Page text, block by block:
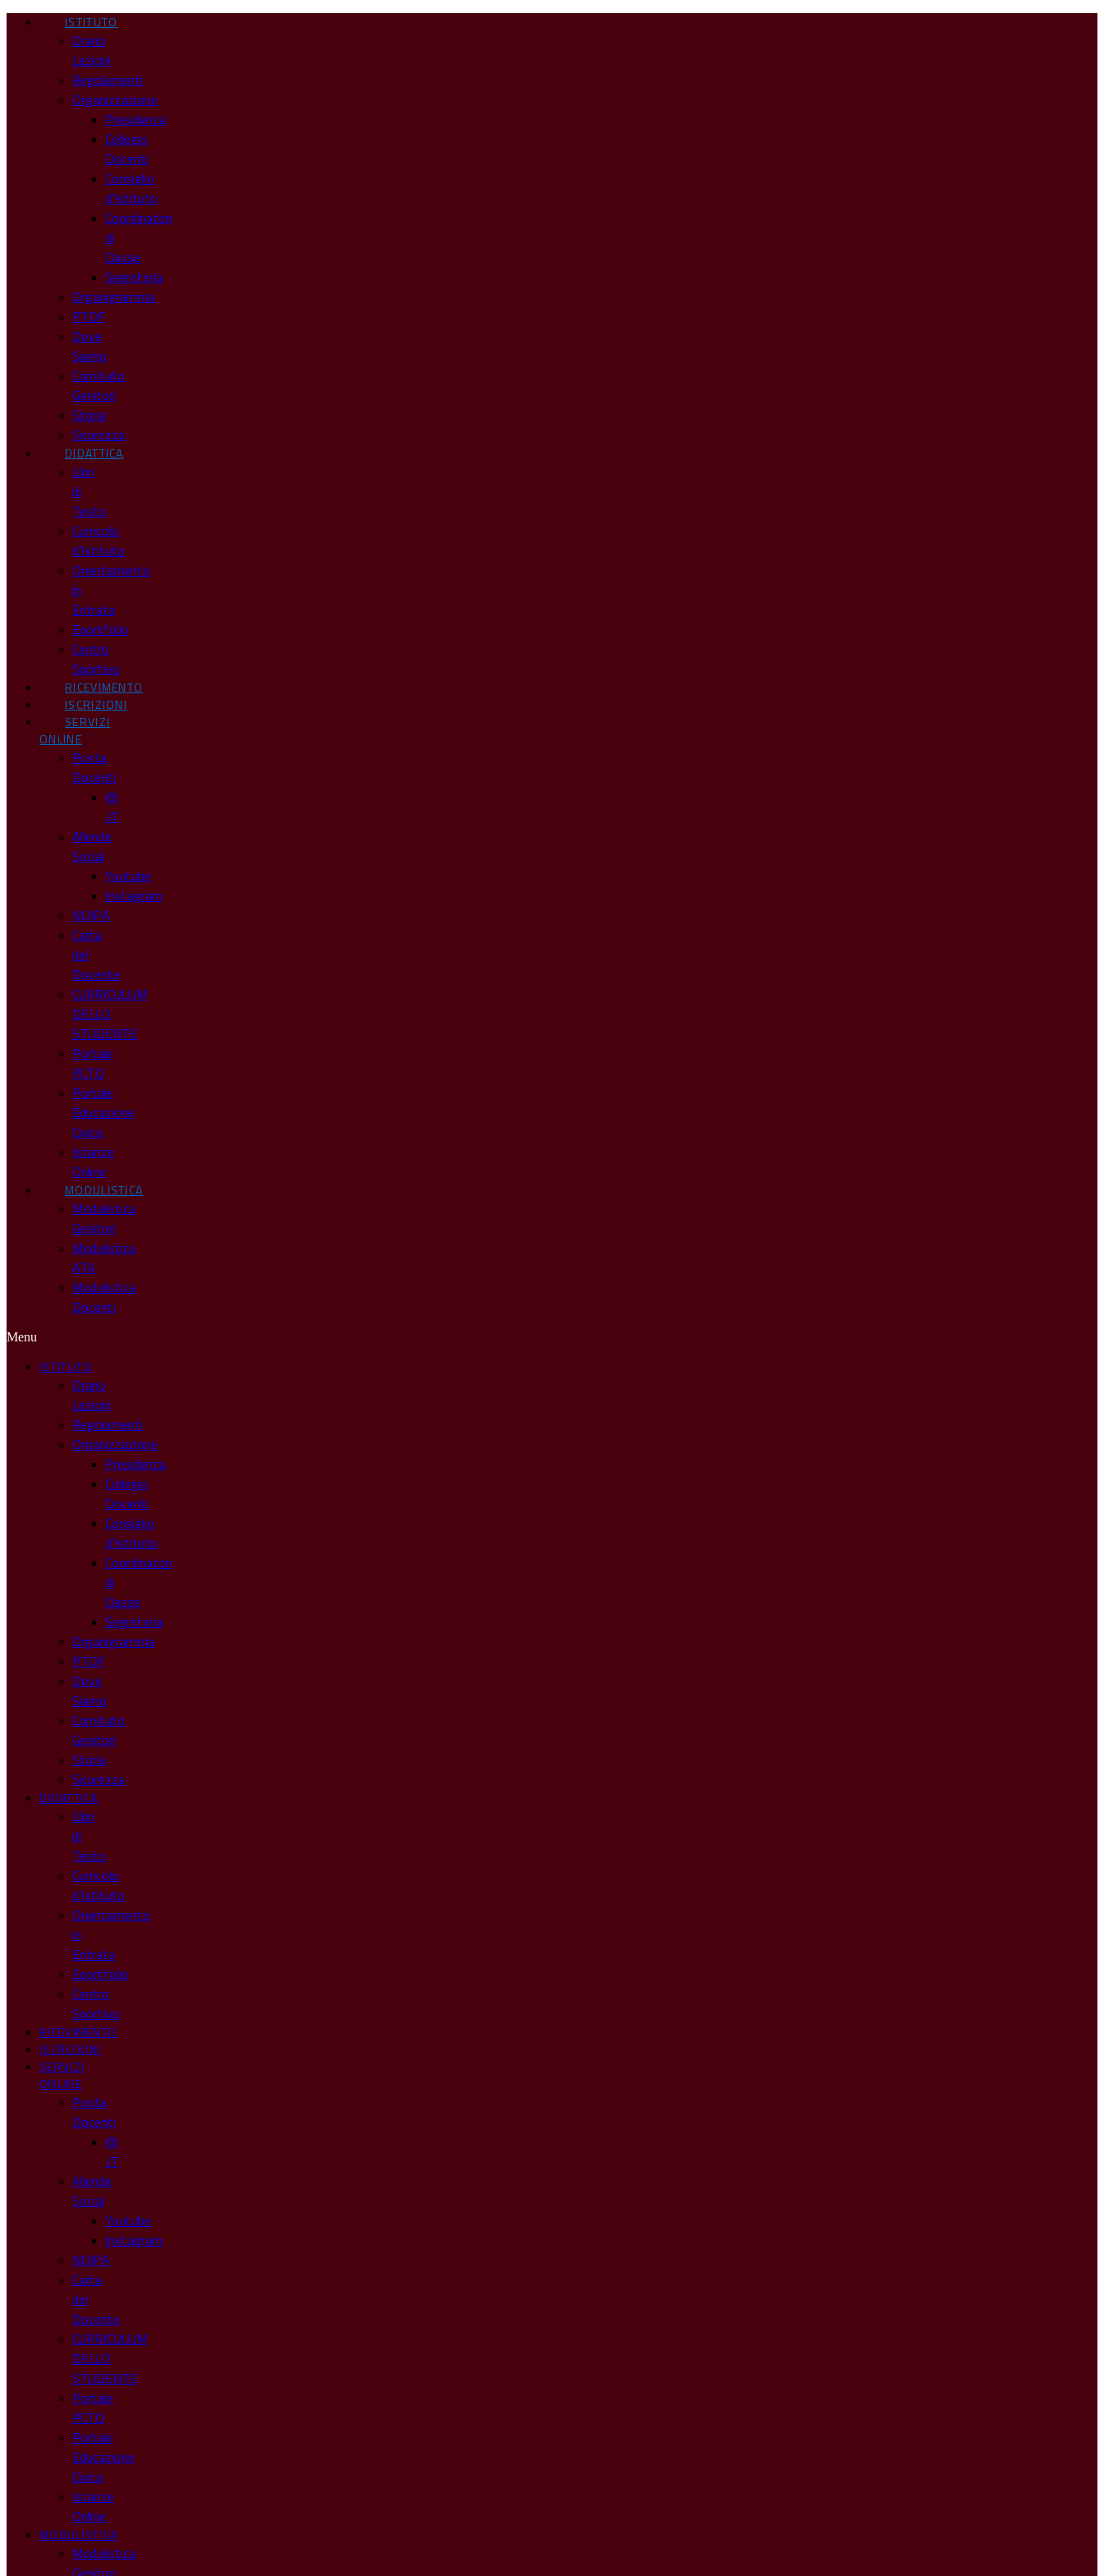
ISTITUTO
Orario
Lezioni
Regolamenti
Organizzazione
Presidenza
Collegio
Docenti
Consiglio
d’Istituto
Coordinatori
di
Classe
Segreteria
Organigramma
PTOF
Dove
Siamo
Comitato
Genitori
Storia
Sicurezza
DIDATTICA
Libri
di
Testo
Curricolo
d’Istituto
Orientamento
in
Entrata
Eportfolio
Centro
Sportivo
RICEVIMENTO
ISCRIZIONI
SERVIZI
ONLINE
Posta
Docenti
@
.IT
Allende
Social
Youtube
Instagram
NOIPA
Carta
del
Docente
CURRICULUM
DELLO
STUDENTE
Portale
PCTO
Portale
Educazione
Civica
Istanze
Online
MODULISTICA
Modulistica
Genitori
Modulistica
ATA
Modulistica
Docenti
Menu
ISTITUTO
Orario
Lezioni
Regolamenti
Organizzazione
Presidenza
Collegio
Docenti
Consiglio
d’Istituto
Coordinatori
di
Classe
Segreteria
Organigramma
PTOF
Dove
Siamo
Comitato
Genitori
Storia
Sicurezza
DIDATTICA
Libri
di
Testo
Curricolo
d’Istituto
Orientamento
in
Entrata
Eportfolio
Centro
Sportivo
RICEVIMENTO
ISCRIZIONI
SERVIZI
ONLINE
Posta
Docenti
@
.IT
Allende
Social
Youtube
Instagram
NOIPA
Carta
del
Docente
CURRICULUM
DELLO
STUDENTE
Portale
PCTO
Portale
Educazione
Civica
Istanze
Online
MODULISTICA
Modulistica